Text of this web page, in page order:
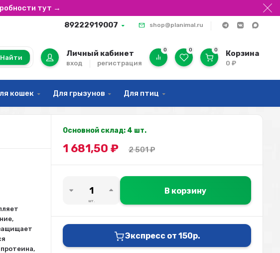
тут →
89222919007 shop@planimal.ru
Найти Личный кабинет
вход регистрация
0 0 0 Корзина
0₽
кошек Для грызунов Для птиц
Основной склад: 4 шт.
1 681,50 ₽ 2 501₽
шт.
В корзину
Экспресс от 150р.